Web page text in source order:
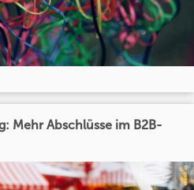
Mehr Abschlüsse im B2B-